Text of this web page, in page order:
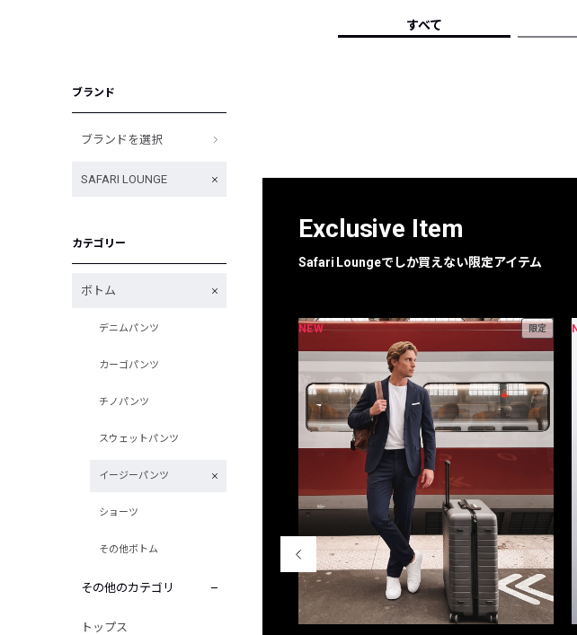
人気記事ラ
フォーカス
すべて
ブランド
ブランドを選択
SAFARI LOUNGE
カテゴリー
ボトム
デニムパンツ
カーゴパンツ
チノパンツ
スウェットパンツ
イージーパンツ
ショーツ
その他ボトム
その他のカテゴリ
トップス
Exclusive Item
Safari Loungeでしか買えない限定アイテム
NEW 限定